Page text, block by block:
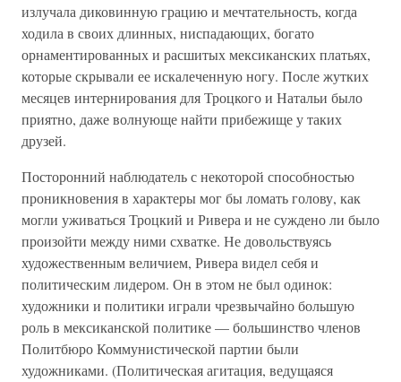
излучала диковинную грацию и мечтательность, когда
ходила в своих длинных, ниспадающих, богато
орнаментированных и расшитых мексиканских платьях,
которые скрывали ее искалеченную ногу. После жутких
месяцев интернирования для Троцкого и Натальи было
приятно, даже волнующе найти прибежище у таких
друзей.
Посторонний наблюдатель с некоторой способностью
проникновения в характеры мог бы ломать голову, как
могли уживаться Троцкий и Ривера и не суждено ли было
произойти между ними схватке. Не довольствуясь
художественным величием, Ривера видел себя и
политическим лидером. Он в этом не был одинок:
художники и политики играли чрезвычайно большую
роль в мексиканской политике — большинство членов
Политбюро Коммунистической партии были
художниками. (Политическая агитация, ведущаяся